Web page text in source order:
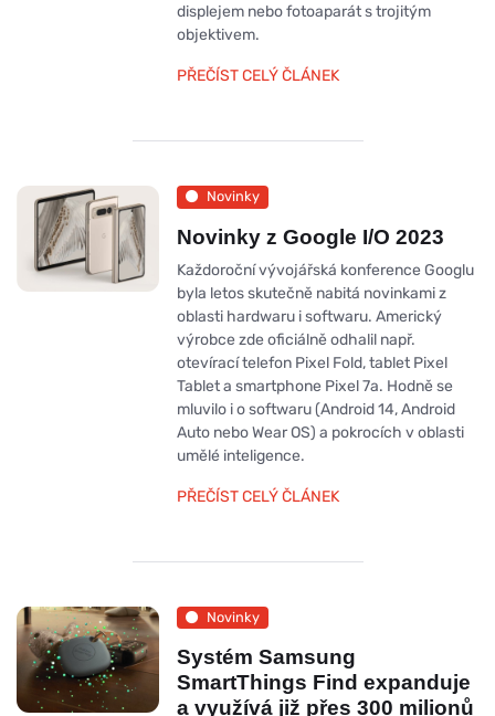
displejem nebo fotoaparát s trojitým
objektivem.
PŘEČÍST CELÝ ČLÁNEK
Novinky
Novinky z Google I/O 2023
Každoroční vývojářská konference Googlu
byla letos skutečně nabitá novinkami z
oblasti hardwaru i softwaru. Americký
výrobce zde oficiálně odhalil např.
otevírací telefon Pixel Fold, tablet Pixel
Tablet a smartphone Pixel 7a. Hodně se
mluvilo i o softwaru (Android 14, Android
Auto nebo Wear OS) a pokrocích v oblasti
umělé inteligence.
PŘEČÍST CELÝ ČLÁNEK
Novinky
Systém Samsung
SmartThings Find expanduje
a využívá již přes 300 milionů